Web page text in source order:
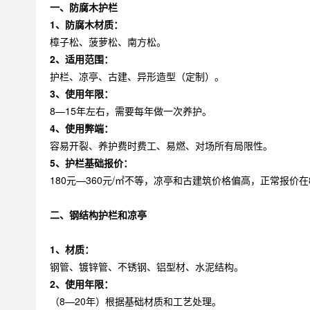
一、防腐木护栏
1、防腐木材质：
樟子松、菠萝松、南方松。
2、适用范围：
护栏、凉亭、古建、异形造型（定制）。
3、使用年限：
8—15年左右，需要每年做一次养护。
4、使用弊端：
容易开裂、养护费时费工、易燃、对场所有局限性。
5、护栏基础报价：
180元—360元/㎡不等，凉亭和古建筑价格偏高，正常报价
二、钢结构护栏和凉亭
1、材质：
钢管、镀锌管、不锈钢、铝型材、水泥结构。
2、使用年限：
（8—20年）根据基础材质和工艺处理。